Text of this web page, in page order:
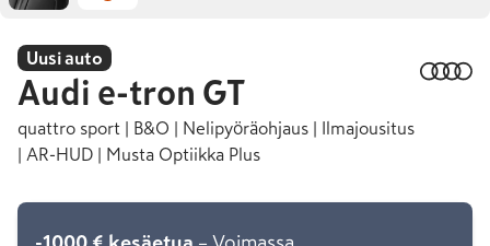
Uusi auto
Audi e-tron GT
quattro sport | B&O | Nelipyöräohjaus | Ilmajousitus
| AR-HUD | Musta Optiikka Plus